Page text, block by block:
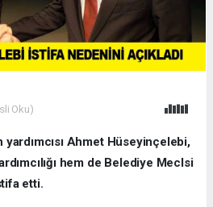
Oku)
Ahmet Hüseyinçelebi,
hem de Belediye Meclsi
etti.